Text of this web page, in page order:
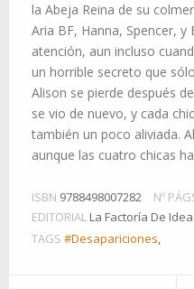
la Abeja Reina de su
Aria BF, Hanna, Spencer,
atención, aun incluso
un horrible secreto que
Alison se pierde después
se vio de nuevo, y cada
también un poco aliviada.
aunque las cuatro chicas
ISBN 9788498007282 Nº
EDITORIAL La Factoría De
TAGS #Desapariciones,